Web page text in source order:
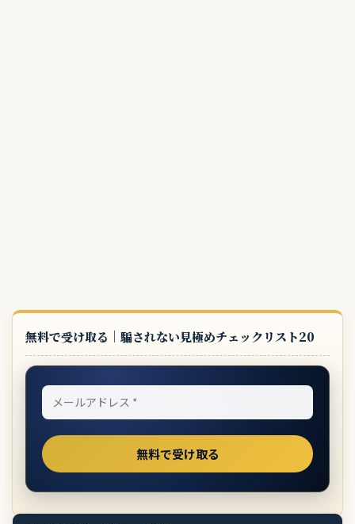
無料で受け取る｜騙されない見極めチェックリスト20